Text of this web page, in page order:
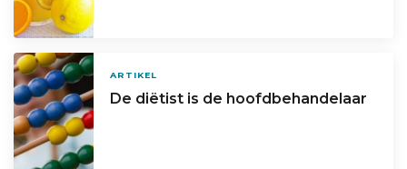
ARTIKEL
De diëtist is de hoofdbehandelaar